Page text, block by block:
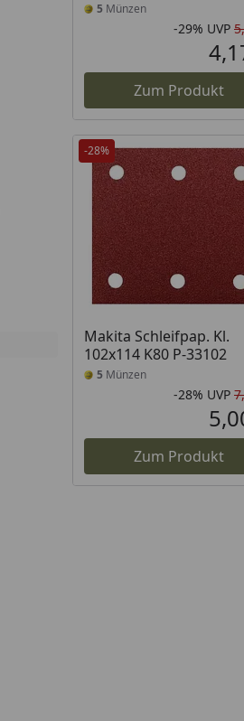
5 Münzen
-29% UVP
Zum Produkt
-28%
Makita Schleifpap. Kl.
102x114 K80 P-33102
5 Münzen
-28% UVP
Zum Produkt